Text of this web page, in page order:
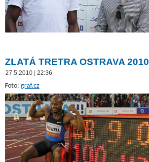
ZLATÁ TRETRA OSTRAVA 2010
27.5.2010 | 22:36
Foto: graf.cz